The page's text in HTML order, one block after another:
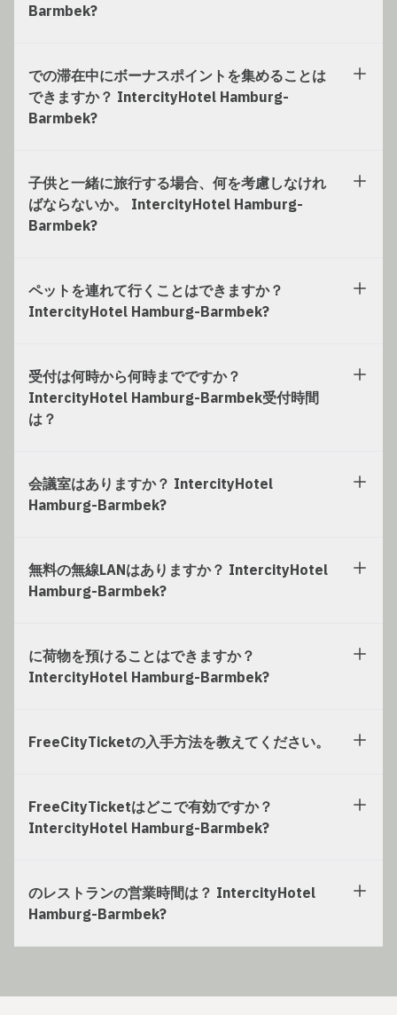
Barmbek?
での滞在中にボーナスポイントを集めることは
できますか？ IntercityHotel Hamburg-
Barmbek?
子供と一緒に旅行する場合、何を考慮しなけれ
ばならないか。 IntercityHotel Hamburg-
Barmbek?
ペットを連れて行くことはできますか？
IntercityHotel Hamburg-Barmbek?
受付は何時から何時までですか？
IntercityHotel Hamburg-Barmbek受付時間
は？
会議室はありますか？ IntercityHotel
Hamburg-Barmbek?
無料の無線LANはありますか？ IntercityHotel
Hamburg-Barmbek?
に荷物を預けることはできますか？
IntercityHotel Hamburg-Barmbek?
FreeCityTicketの入手方法を教えてください。
FreeCityTicketはどこで有効ですか？
IntercityHotel Hamburg-Barmbek?
のレストランの営業時間は？ IntercityHotel
Hamburg-Barmbek?